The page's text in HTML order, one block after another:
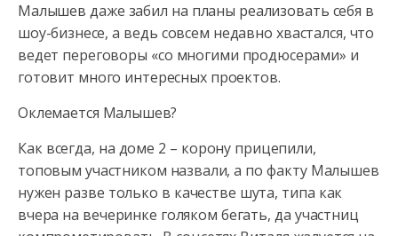
Малышев даже забил на планы реализовать себя в
шоу-бизнесе, а ведь совсем недавно хвастался, что
ведет переговоры «со многими продюсерами» и
готовит много интересных проектов.
Оклемается Малышев?
Как всегда, на доме 2 – корону прицепили,
топовым участником назвали, а по факту Малышев
нужен разве только в качестве шута, типа как
вчера на вечеринке голяком бегать, да участниц